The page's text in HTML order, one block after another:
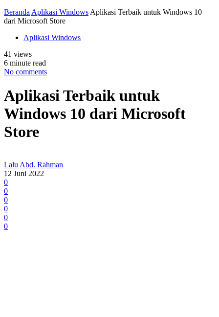
Beranda Aplikasi Windows Aplikasi Terbaik untuk Windows 10
dari Microsoft Store
Aplikasi Windows
41 views
6 minute read
No comments
Aplikasi Terbaik untuk
Windows 10 dari Microsoft
Store
Lalu Abd. Rahman
12 Juni 2022
0
0
0
0
0
0